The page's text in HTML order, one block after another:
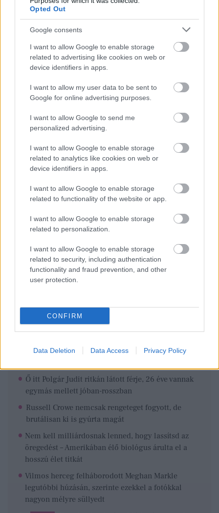
Opted Out
Google consents
I want to allow Google to enable storage
related to advertising like cookies on web or
device identifiers in apps.
I want to allow my user data to be sent to
Google for online advertising purposes.
I want to allow Google to send me
personalized advertising.
I want to allow Google to enable storage
related to analytics like cookies on web or
device identifiers in apps.
I want to allow Google to enable storage
related to functionality of the website or app.
I want to allow Google to enable storage
related to personalization.
I want to allow Google to enable storage
related to security, including authentication
functionality and fraud prevention, and other
user protection.
CONFIRM
Data Deletion Data Access Privacy Policy
oldódjon.
heted, ám attól a pillanattól, hogy fejben
összerántod magad, a feladataidat és a
motivációdat, minden egyenesbe jön. Ne felejtsd el:
amint belül, úgy kívül, vagyis előbb a belső rendedért
tartozol felelőséggel. Hajrá, hiszünk benned!
Ezeket olvastad már?
Ő itt Polgár Judit ritkán látott férje, 26 éve vannak
egymás mellett jóban-rosszban
Russell Crowe nemcsak rengeteget fogyott, de
brutálisan ki is gyúrta magát
Nem kell milliárdosnak lenned, hogy lassítsd az
öregedést – Amerikában élő biológus árulta el a
hosszú élet titkát
Vilmos herceg felháborodott Meghan Markle
legutóbbi húzásán, szerinte ezekkel a fotókkal
nagyon mélyre süllyedt